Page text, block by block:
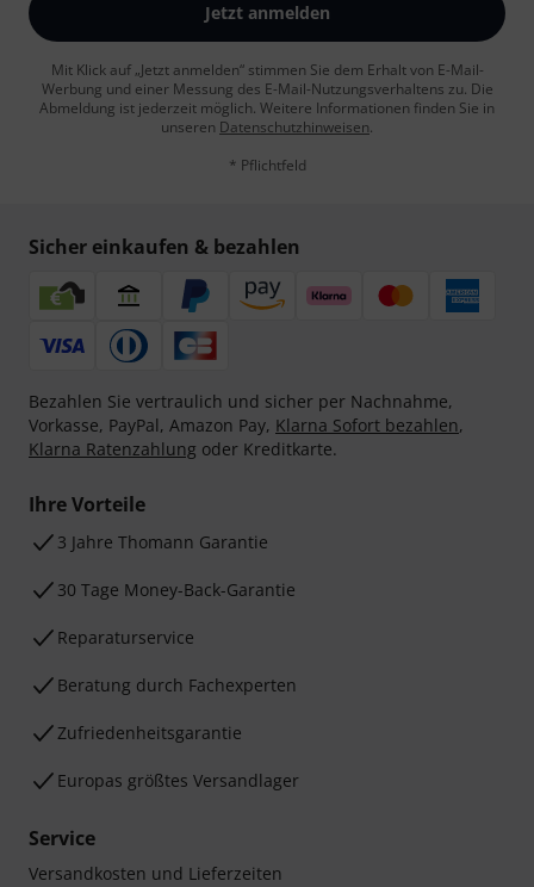
Jetzt anmelden
Mit Klick auf „Jetzt anmelden“ stimmen Sie dem Erhalt von E-Mail-
Werbung und einer Messung des E-Mail-Nutzungsverhaltens zu. Die
Abmeldung ist jederzeit möglich. Weitere Informationen finden Sie in
unseren Datenschutzhinweisen.
* Pflichtfeld
Sicher einkaufen & bezahlen
Bezahlen Sie vertraulich und sicher per Nachnahme,
Vorkasse, PayPal, Amazon Pay, Klarna Sofort bezahlen,
Klarna Ratenzahlung oder Kreditkarte.
Ihre Vorteile
3 Jahre Thomann Garantie
30 Tage Money-Back-Garantie
Reparaturservice
Beratung durch Fachexperten
Zufriedenheitsgarantie
Europas größtes Versandlager
Service
Versandkosten und Lieferzeiten